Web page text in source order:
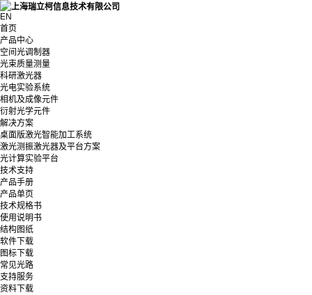
EN
首页
产品中心
空间光调制器
光束质量测量
科研激光器
光电实验系统
相机及成像元件
衍射光学元件
解决方案
桌面版激光智能加工系统
激光测振激光器及平台方案
光计算实验平台
技术支持
产品手册
产品单页
技术规格书
使用说明书
结构图纸
软件下载
图标下载
常见光路
支持服务
资料下载